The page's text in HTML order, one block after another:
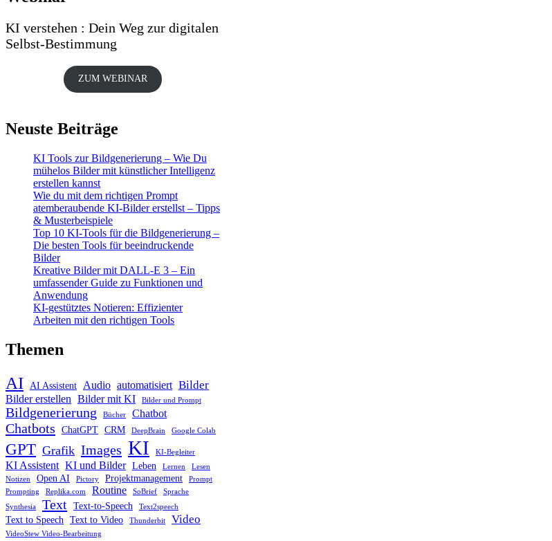
KI verstehen : Dein Weg zur digitalen
Selbst-Bestimmung
ZUM WEBINAR
Neuste Beiträge
KI Tools zur Bildgenerierung – Wie Du
mühelos Bilder mit künstlicher Intelligenz
erstellen kannst
Wie du mit dem richtigen Prompt
atemberaubende KI-Bilder erstellst – Tipps
& Musterbeispiele
Top 10 KI-Tools für die Bildgenerierung –
Die besten Tools für beeindruckende
Bilder
Kreative Bilder mit DALL-E 3 – Ein
umfassender Guide zu Funktionen und
Anwendung
KI-gestütztes Notieren: Effizienter
Arbeiten mit den richtigen Tools
Themen
AI AI Assistent Audio automatisiert Bilder
Bilder erstellen Bilder mit KI Bilder und Prompt
Bildgenerierung Bücher Chatbot
Chatbots ChatGPT CRM DeepBrain Google Colab
GPT Grafik Images KI KI-Begleiter
KI Assistent KI und Bilder Leben Lernen
Lesen
Notizen
Open AI Pictory Projektmanagement
Prompt
Prompting
Replika.com Routine SoBrief
Sprache
Synthesia
Text Text-to-Speech Text2speech
Text to Speech Text to Video Thunderbit Video
VideoStew Video-Bearbeitung